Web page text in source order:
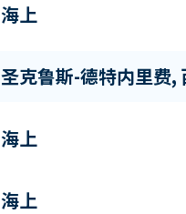
海上
圣克鲁斯-德特内里费,
海上
海上